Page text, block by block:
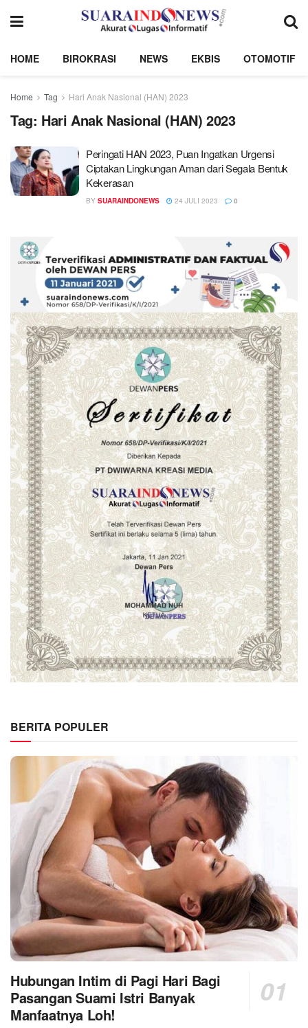
HOME BIROKRASI NEWS EKBIS OTOMOTIF
Home Tag Hari Anak Nasional (HAN) 2023
Tag: Hari Anak Nasional (HAN) 2023
Peringati HAN 2023, Puan Ingatkan Urgensi
Ciptakan Lingkungan Aman dari Segala Bentuk
Kekerasan
BY SUARAINDONEWS 24 JULI 2023 0
BERITA POPULER
Hubungan Intim di Pagi Hari Bagi
Pasangan Suami Istri Banyak
Manfaatnya Loh!